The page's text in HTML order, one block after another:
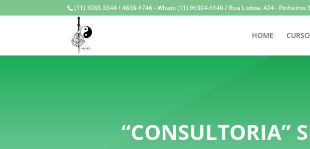
(11) 3083-3544 / 4858-8746 - Whats (11) 96304-6140 / Rua Lisboa, 424 - Pinheiros
HOME
“CONSULTORIA”